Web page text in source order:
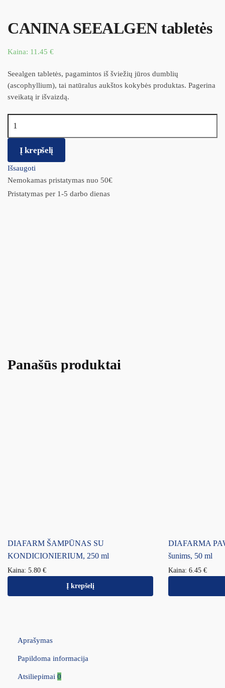
CANINA SEEALGEN tabletės
Kaina: 11.45 €
Seealgen tabletės, pagamintos iš šviežių jūros dumblių
(ascophyllium), tai natūralus aukštos kokybės produktas. Pagerina
sveikatą ir išvaizdą.
Į krepšelį
Išsaugoti
Nemokamas pristatymas nuo 50€
Pristatymas per 1-5 darbo dienas
Panašūs produktai
DIAFARM ŠAMPŪNAS SU
KONDICIONIERIUM, 250 ml
Kaina: 5.80 €
Į krepšelį
DIAFARMA
šunims, 50 ml
Kaina: 6.45 €
Aprašymas
Papildoma informacija
Atsiliepimai 0